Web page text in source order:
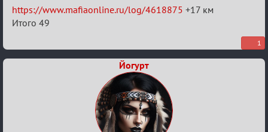
https://www.mafiaonline.ru/log/4618875 +17 км
Итого 49
1
Йогурт